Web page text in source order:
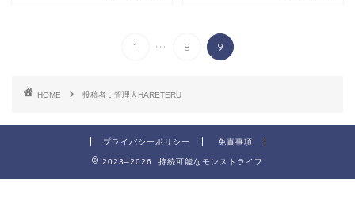
1 ... 8 9
HOME 投稿者：管理人HARETERU
プライバシーポリシー 免責事項
2023–2026 持続可能なモンストライフ